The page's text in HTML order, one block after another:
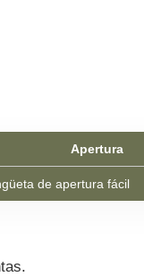
Apertura
de apertura fácil